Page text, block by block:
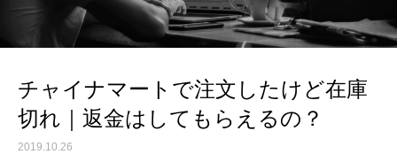
チャイナマートで注文したけど在庫
切れ｜返金はしてもらえるの？
2019.10.26